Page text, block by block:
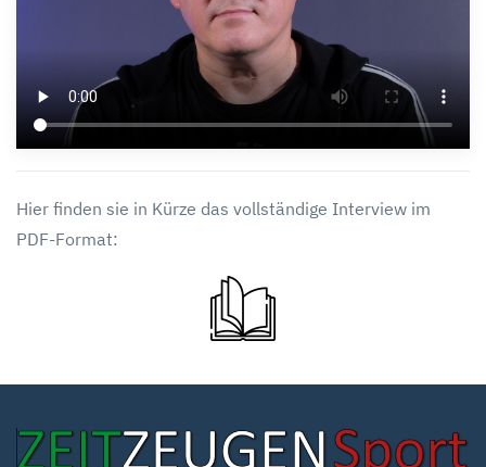
Hier finden sie in Kürze das vollständige Interview im
PDF-Format: